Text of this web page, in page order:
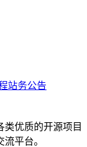
站务公告
类优质的开源项目
平台。